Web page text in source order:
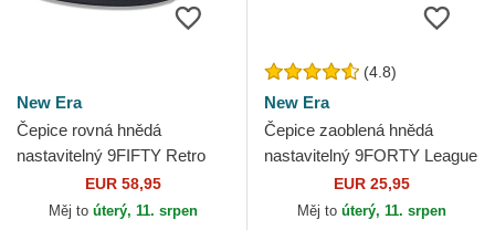
New Era
Čepice rovná hnědá
nastavitelný 9FIFTY Retro
Crown Wool Pinstripe Atlanta
Braves MLB New Era
EUR 58,95
Měj to úterý, 11. srpen
(4.8)
New Era
Čepice zaoblená hnědá
nastavitelný 9FORTY League
Essential New York Yankees
MLB New Era
EUR 25,95
Měj to úterý, 11. srpen